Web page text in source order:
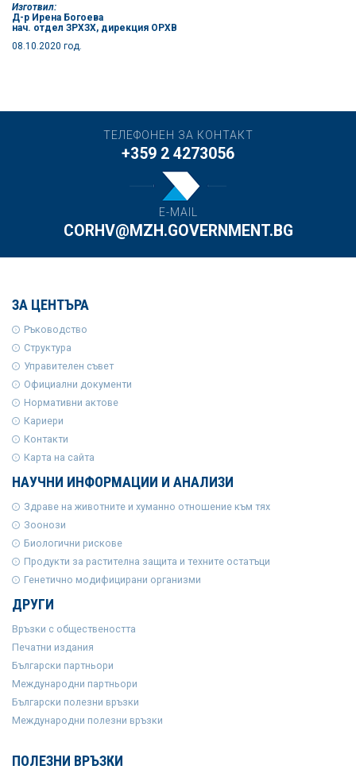
Изготвил:
Д-р Ирена Богоева
нач. отдел ЗРХЗХ, дирекция ОРХВ
08.10.2020 год.
ТЕЛЕФОНЕН ЗА КОНТАКТ
+359 2 4273056
E-MAIL
CORHV@MZH.GOVERNMENT.BG
ЗА ЦЕНТЪРА
Ръководство
Структура
Управителен съвет
Официални документи
Нормативни актове
Кариери
Контакти
Карта на сайта
НАУЧНИ ИНФОРМАЦИИ И АНАЛИЗИ
Здраве на животните и хуманно отношение към тях
Зоонози
Биологични рискове
Продукти за растителна защита и техните остатъци
Генетично модифицирани организми
ДРУГИ
Връзки с обществеността
Печатни издания
Български партньори
Международни партньори
Български полезни връзки
Международни полезни връзки
ПОЛЕЗНИ ВРЪЗКИ